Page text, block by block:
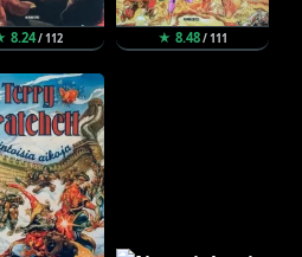
8.24/ 112 ★ 8.48/ 111